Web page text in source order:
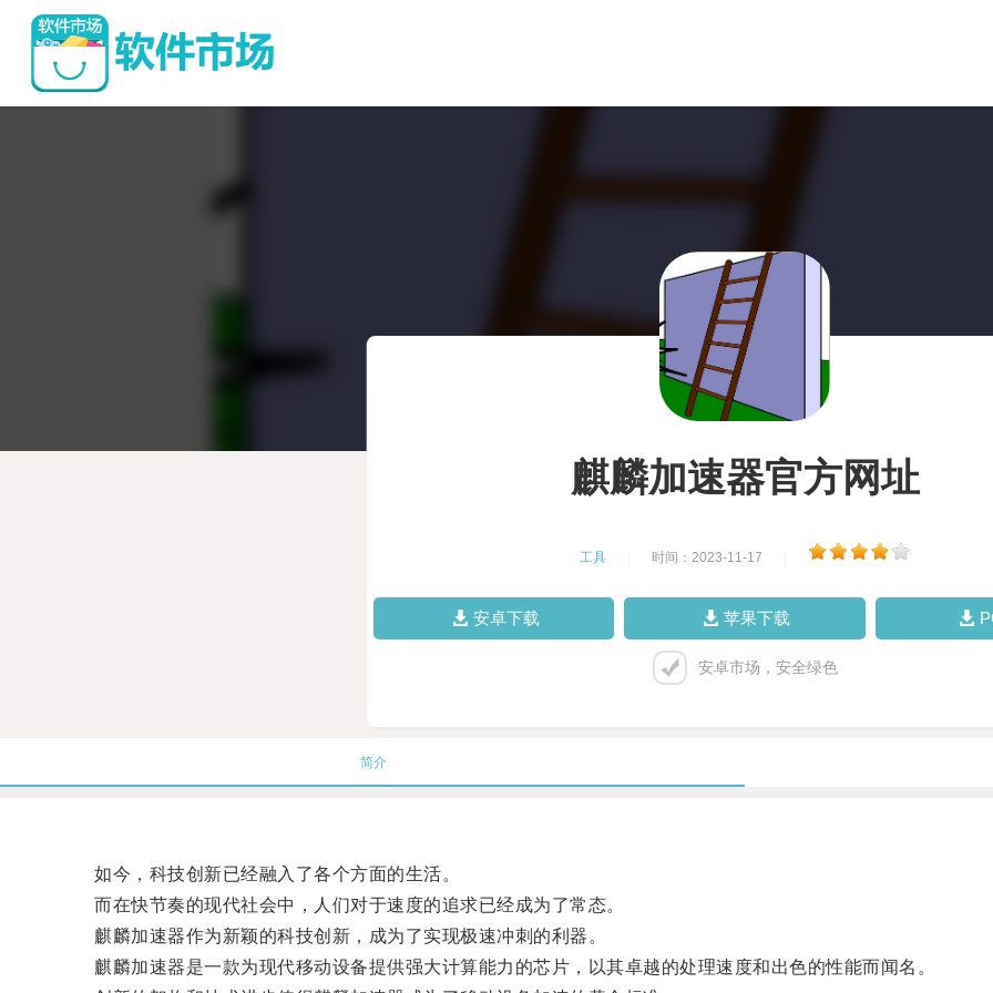
麒麟加速器官方网址
工具 时间：2023-11-17
安卓下载 苹果下载
安卓市场，安全绿色
简介
如今，科技创新已经融入了各个方面的生活。
而在快节奏的现代社会中，人们对于速度的追求已经成为了常态。
麒麟加速器作为新颖的科技创新，成为了实现极速冲刺的利器。
麒麟加速器是一款为现代移动设备提供强大计算能力的芯片，以其卓越的处理速度和出色的性能而闻名。